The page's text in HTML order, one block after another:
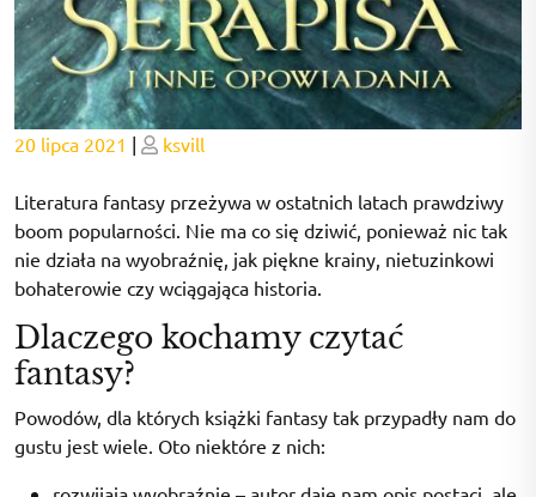
Posted
20 lipca 2021 | Posted
ksvill
Literatura fantasy przeżywa w ostatnich latach prawdziwy
boom popularności. Nie ma co się dziwić, ponieważ nic tak
nie działa na wyobraźnię, jak piękne krainy, nietuzinkowi
bohaterowie czy wciągająca historia.
Dlaczego kochamy czytać
fantasy?
Powodów, dla których książki fantasy tak przypadły nam do
gustu jest wiele. Oto niektóre z nich: